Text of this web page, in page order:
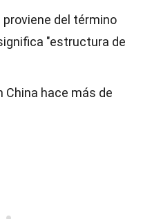
proviene del término
"estructura de
China hace más de